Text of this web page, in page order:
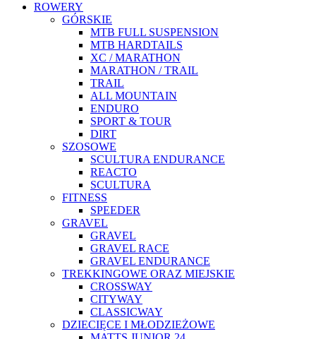
ROWERY
GÓRSKIE
MTB FULL SUSPENSION
MTB HARDTAILS
XC / MARATHON
MARATHON / TRAIL
TRAIL
ALL MOUNTAIN
ENDURO
SPORT & TOUR
DIRT
SZOSOWE
SCULTURA ENDURANCE
REACTO
SCULTURA
FITNESS
SPEEDER
GRAVEL
GRAVEL
GRAVEL RACE
GRAVEL ENDURANCE
TREKKINGOWE ORAZ MIEJSKIE
CROSSWAY
CITYWAY
CLASSICWAY
DZIECIĘCE I MŁODZIEŻOWE